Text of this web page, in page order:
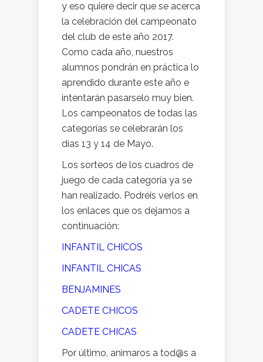
y eso quiere decir que se acerca
la celebración del campeonato
del club de este año 2017.
Como cada año, nuestros
alumnos pondrán en práctica lo
aprendido durante este año e
intentarán pasarselo muy bien.
Los campeonatos de todas las
categorías se celebrarán los
días 13 y 14 de Mayo.
Los sorteos de los cuadros de
juego de cada categoría ya se
han realizado. Podréis verlos en
los enlaces que os dejamos a
continuación:
INFANTIL CHICOS
INFANTIL CHICAS
BENJAMINES
CADETE CHICOS
CADETE CHICAS
Por último, animaros a tod@s a